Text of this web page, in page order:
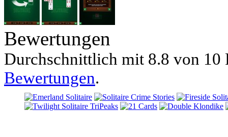
Bewertungen
Durchschnittlich mit 8.8 von 10
Bewertungen.